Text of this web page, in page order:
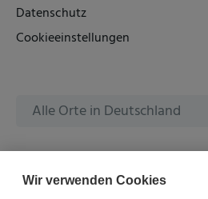
Datenschutz
Cookieeinstellungen
Alle Orte in Deutschland
Alle Amtsgerichte in
Wir verwenden Cookies